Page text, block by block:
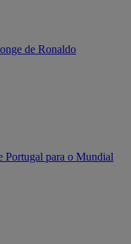
de Ronaldo
Portugal para o Mundial